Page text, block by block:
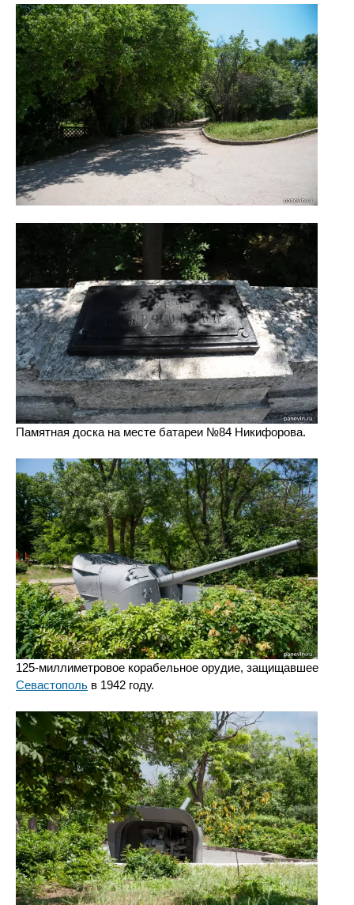
Памятная доска на месте батареи №84 Никифорова.
125-миллиметровое корабельное орудие, защищавшее
Севастополь в 1942 году.